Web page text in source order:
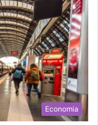
Economia